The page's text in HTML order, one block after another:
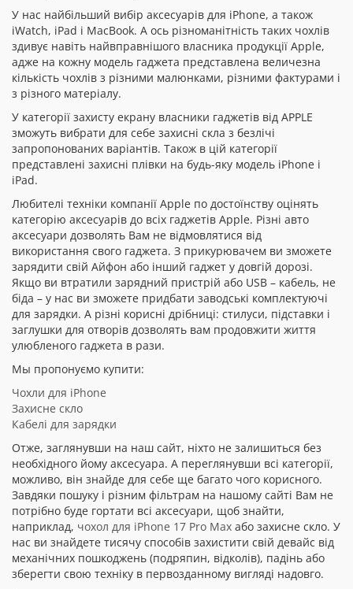
У нас найбільший вибір аксесуарів для iPhone, а також
iWatch, iPad і MacBook. А ось різноманітність таких чохлів
здивує навіть найвправнішого власника продукції Apple,
адже на кожну модель гаджета представлена величезна
кількість чохлів з різними малюнками, різними фактурами і
з різного матеріалу.
У категорії захисту екрану власники гаджетів від APPLE
зможуть вибрати для себе захисні скла з безлічі
запропонованих варіантів. Також в цій категорії
представлені захисні плівки на будь-яку модель iPhone і
iPad.
Любителі техніки компанії Apple по достоїнству оцінять
категорію аксесуарів до всіх гаджетів Apple. Різні авто
аксесуари дозволять Вам не відмовлятися від
використання свого гаджета. З прикурювачем ви зможете
зарядити свій Айфон або інший гаджет у довгій дорозі.
Якщо ви втратили зарядний пристрій або USB – кабель, не
біда – у нас ви зможете придбати заводські комплектуючі
для зарядки. А різні корисні дрібниці: стилуси, підставки і
заглушки для отворів дозволять вам продовжити життя
улюбленого гаджета в рази.
Мы пропонуємо купити:
Чохли для iPhone
Захисне скло
Кабелі для зарядки
Отже, заглянувши на наш сайт, ніхто не залишиться без
необхідного йому аксесуара. А переглянувши всі категорії,
можливо, він знайде для себе ще багато чого корисного.
Завдяки пошуку і різним фільтрам на нашому сайті Вам не
потрібно буде гортати всі аксесуари, щоб знайти,
наприклад, чохол для iPhone 17 Pro Max або захисне скло. У
нас ви знайдете тисячу способів захистити свій девайс від
механічних пошкоджень (подряпин, відколів), падінь або
зберегти свою техніку в первозданному вигляді надовго.